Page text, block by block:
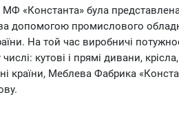
«Константа» була
допомогою промислового
На той час виробничі
кутові і прямі дивани,
країни, Меблева Фабрика